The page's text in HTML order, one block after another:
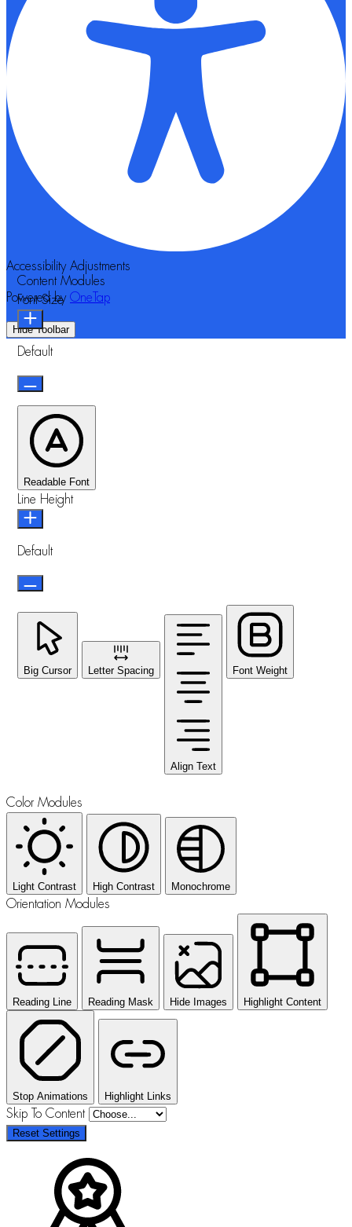
Accessibility Adjustments
Powered by OneTap
Hide Toolbar
Content Modules
Font Size
Default
Readable Font
Line Height
Default
Big Cursor Letter Spacing
Align Text
Font Weight
Color Modules
Light Contrast High Contrast Monochrome
Orientation Modules
Reading Line Reading Mask Hide Images Highlight Content
Stop Animations Highlight Links
Skip To Content
Reset Settings